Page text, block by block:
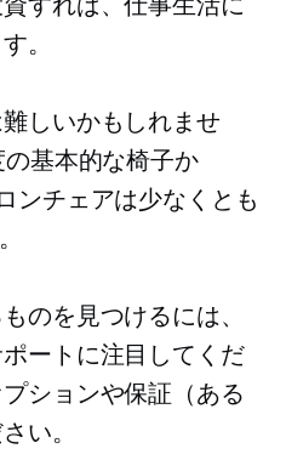
。
しいかもしれませ
基本的な椅子か
ンチェアは少なくとも
のを見つけるには、
ートに注目してくだ
ションや保証（ある
い。